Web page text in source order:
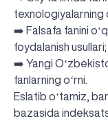
texnologiyalarning
➡️ Falsafa fanini
foydalanish usullari;
➡️ Yangi
fanlarning oʻrni.
Eslatib oʻtamiz,
bazasida
UBS professori
qatoridan joy oldi!
Sevimli "UBS
nashrdan chiqdi!
UBS faoliyati tahlili
UBS oʻqituvchilari
G‘alaba sari olg‘a,
TAYINLOV
UBS OAVda
UBS va bitiruvchi
taqdirlandi
Til oʻrganishda
xohlaysizmi?
Inson kapitaliga
O‘zbekiston